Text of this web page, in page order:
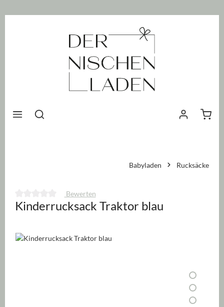
Babyladen Rucksäcke
Durchschnittliche Bewertung von 0 von 5 Sternen
Bewerten
Kinderrucksack Traktor blau
Bildergalerie überspringen